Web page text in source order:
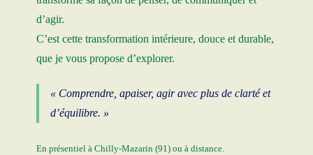
d’agir.
C’est cette transformation intérieure, douce et durable,
que je vous propose d’explorer.
« Comprendre, apaiser, agir avec plus de clarté et
d’équilibre. »
En présentiel à Chilly-Mazarin (91) ou à distance.